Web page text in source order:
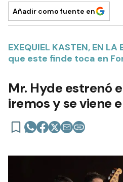
Añadir como fuente en
EXEQUIEL KASTEN, EN LA
que este finde toca en
Mr. Hyde estrenó
iremos y se viene